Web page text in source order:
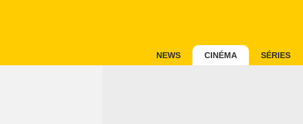
NEWS CINÉMA SÉRIES